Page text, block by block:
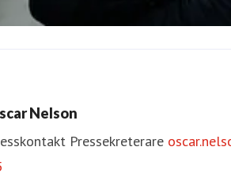
Nelson
Pressekreterare